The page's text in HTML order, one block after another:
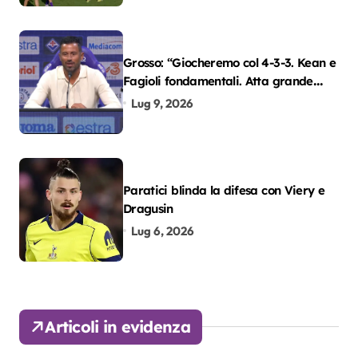
Grosso: “Giocheremo col 4-3-3. Kean e
Fagioli fondamentali. Atta grande
colpo”
Lug 9, 2026
Paratici blinda la difesa con Viery e
Dragusin
Lug 6, 2026
Articoli in evidenza